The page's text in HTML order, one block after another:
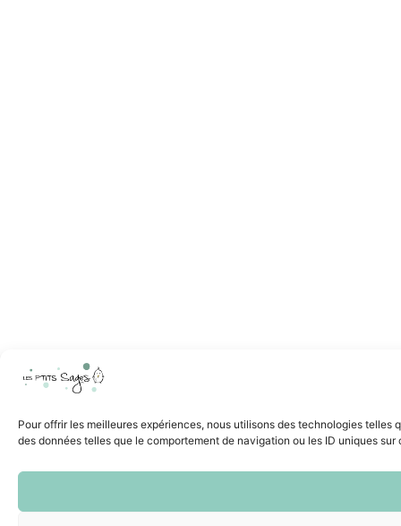
Pour offrir les meilleures expériences, nous utilisons des technologies
des données telles que le comportement de navigation ou les ID uniques